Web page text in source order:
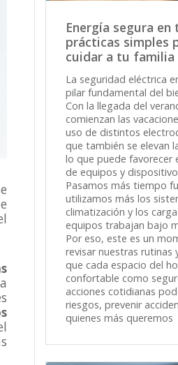
Energía segura en
prácticas simples
cuidar a tu familia
La seguridad eléctrica
pilar fundamental del
Con la llegada del
comienzan las
uso de distintos
que también se elevan
lo que puede favorecer
de equipos y
Pasamos más tiempo
utilizamos más los
climatización y los
equipos trabajan bajo
Por eso, este es un
revisar nuestras rutinas
que cada espacio del
confortable como
acciones cotidianas
riesgos, prevenir
quienes más queremos